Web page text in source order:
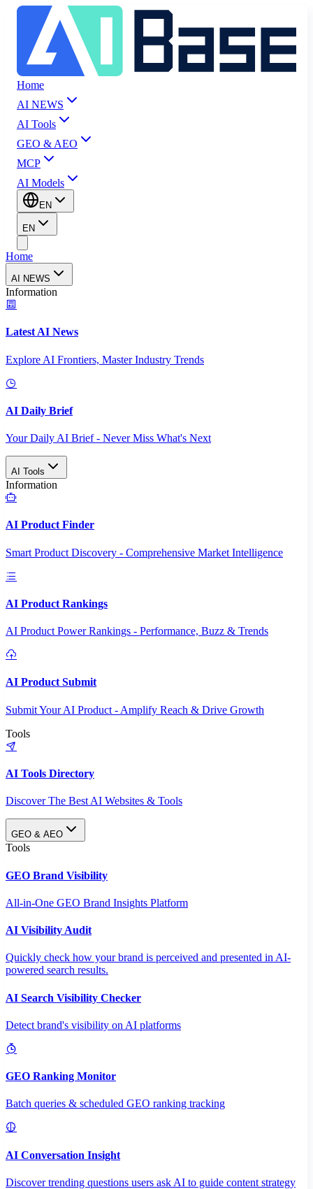
Home
AI NEWS
AI Tools
GEO & AEO
MCP
AI Models
EN
EN
Home
AI NEWS
Information
Latest AI News
Explore AI Frontiers, Master Industry Trends
AI Daily Brief
Your Daily AI Brief - Never Miss What's Next
AI Tools
Information
AI Product Finder
Smart Product Discovery - Comprehensive Market Intelligence
AI Product Rankings
AI Product Power Rankings - Performance, Buzz & Trends
AI Product Submit
Submit Your AI Product - Amplify Reach & Drive Growth
Tools
AI Tools Directory
Discover The Best AI Websites & Tools
GEO & AEO
Tools
GEO Brand Visibility
All-in-One GEO Brand Insights Platform
AI Visibility Audit
Quickly check how your brand is perceived and presented in AI-
powered search results.
AI Search Visibility Checker
Detect brand's visibility on AI platforms
GEO Ranking Monitor
Batch queries & scheduled GEO ranking tracking
AI Conversation Insight
Discover trending questions users ask AI to guide content strategy